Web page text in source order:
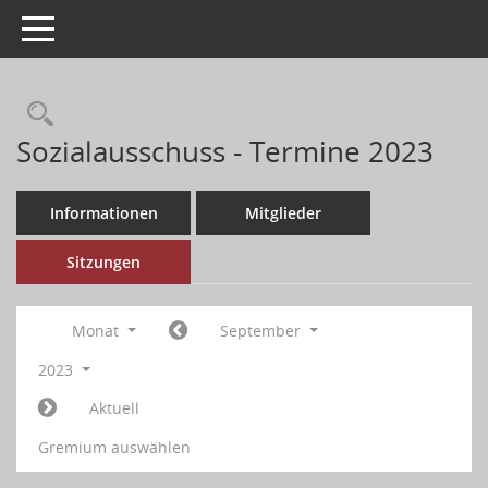
Toggle navigation
Sozialausschuss - Termine 2023
Informationen Mitglieder
Sitzungen
Monat
September
2023
Aktuell
Gremium auswählen